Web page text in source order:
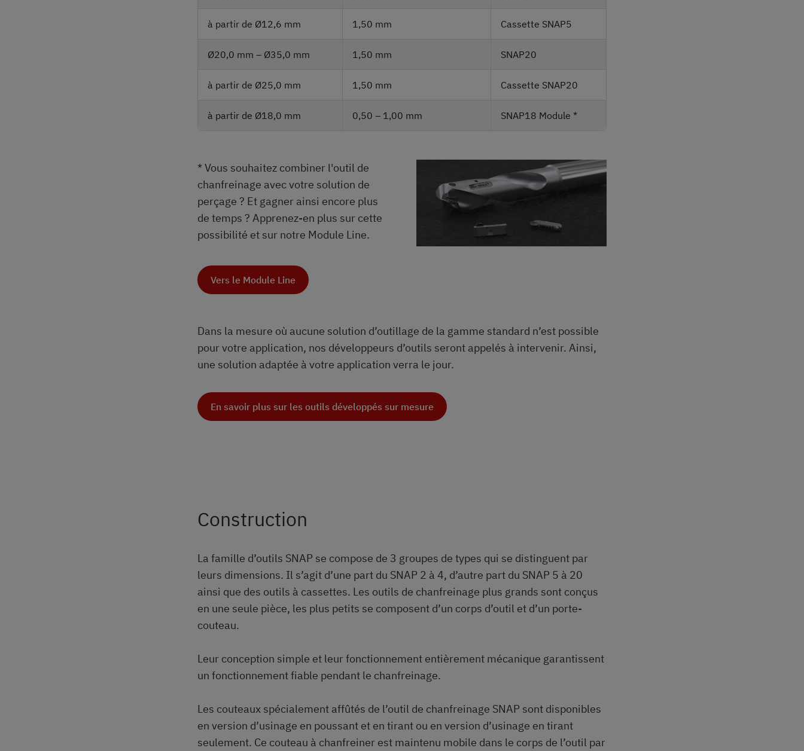
à partir de Ø12,6 mm 1,50 mm Cassette SNAP5
Ø20,0 mm – Ø35,0 mm 1,50 mm SNAP20
à partir de Ø25,0 mm 1,50 mm Cassette SNAP20
à partir de Ø18,0 mm 0,50 – 1,00 mm SNAP18 Module *
* Vous souhaitez combiner l'outil de
chanfreinage avec votre solution de
perçage ? Et gagner ainsi encore plus
de temps ? Apprenez-en plus sur cette
possibilité et sur notre Module Line.
Vers le Module Line
Dans la mesure où aucune solution d’outillage de la gamme standard n’est possible
pour votre application, nos développeurs d’outils seront appelés à intervenir. Ainsi,
une solution adaptée à votre application verra le jour.
En savoir plus sur les outils développés sur mesure
Construction
La famille d’outils SNAP se compose de 3 groupes de types qui se distinguent par
leurs dimensions. Il s’agit d’une part du SNAP 2 à 4, d’autre part du SNAP 5 à 20
ainsi que des outils à cassettes. Les outils de chanfreinage plus grands sont conçus
en une seule pièce, les plus petits se composent d’un corps d’outil et d’un porte-
couteau.
Leur conception simple et leur fonctionnement entièrement mécanique garantissent
un fonctionnement fiable pendant le chanfreinage.
Les couteaux spécialement affûtés de l’outil de chanfreinage SNAP sont disponibles
en version d’usinage en poussant et en tirant ou en version d’usinage en tirant
seulement. Ce couteau à chanfreiner est maintenu mobile dans le corps de l’outil par